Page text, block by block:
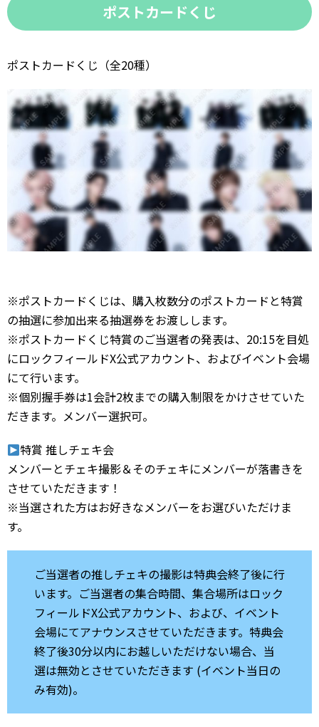
ポストカードくじ
ポストカードくじ（全20種）
※ポストカードくじは、購入枚数分のポストカードと特賞
の抽選に参加出来る抽選券をお渡しします。
※ポストカードくじ特賞のご当選者の発表は、20:15を目処
にロックフィールドX公式アカウント、およびイベント会場
にて行います。
※個別握手券は1会計2枚までの購入制限をかけさせていた
だきます。メンバー選択可。
特賞 推しチェキ会
メンバーとチェキ撮影＆そのチェキにメンバーが落書きを
させていただきます！
※当選された方はお好きなメンバーをお選びいただけま
す。
ご当選者の推しチェキの撮影は特典会終了後に行
います。ご当選者の集合時間、集合場所はロック
フィールドX公式アカウント、および、イベント
会場にてアナウンスさせていただきます。特典会
終了後30分以内にお越しいただけない場合、当
選は無効とさせていただきます (イベント当日の
み有効)。